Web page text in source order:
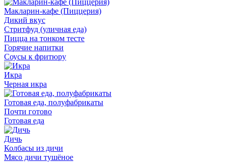
Макларин-кафе (Пиццерия)
Дикий вкус
Стритфуд (уличная еда)
Пицца на тонком тесте
Горячие напитки
Соусы к фритюру
Икра
Черная икра
Готовая еда, полуфабрикаты
Почти готово
Готовая еда
Дичь
Колбасы из дичи
Мясо дичи тушёное